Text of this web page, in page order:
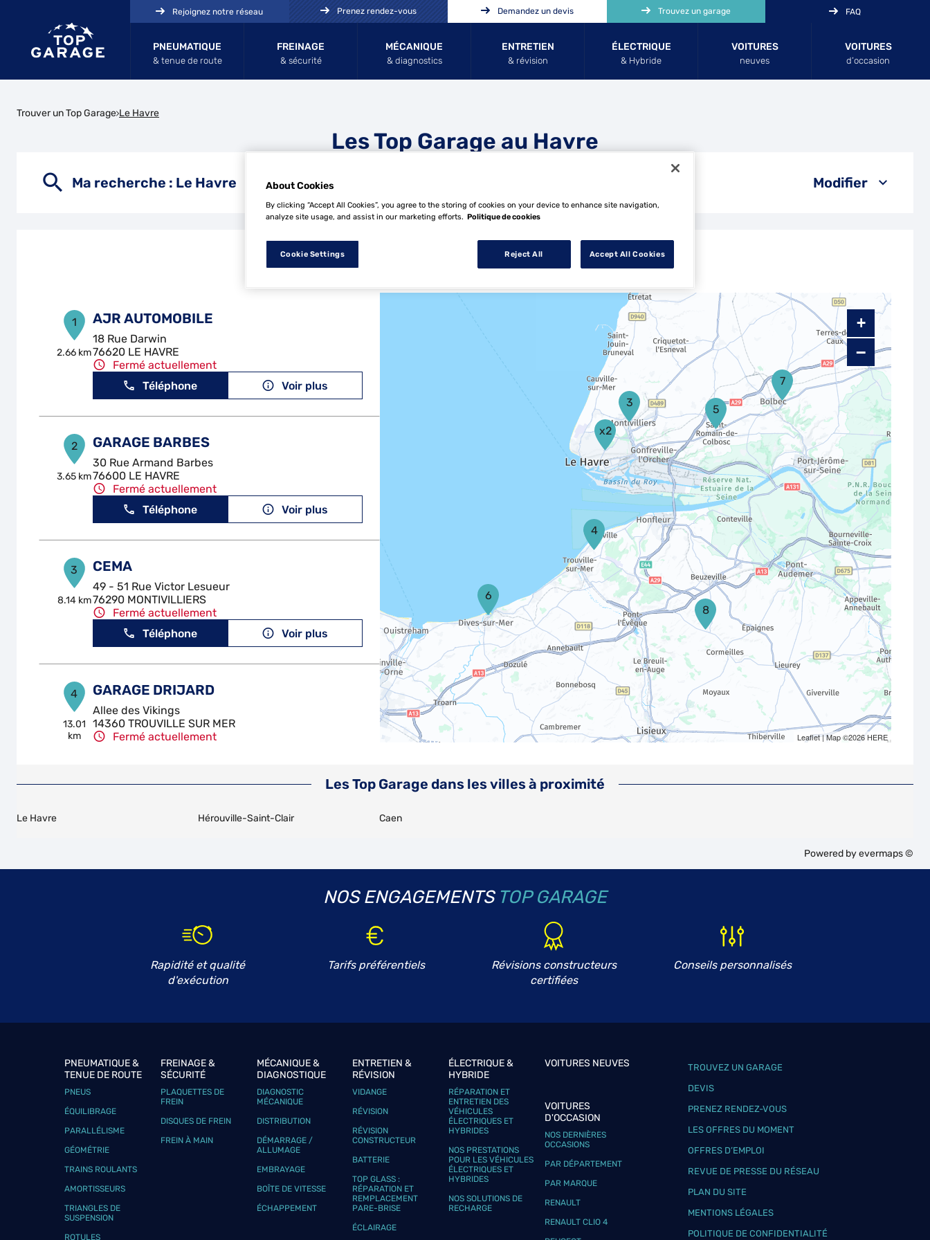
PNEUMATIQUE
& tenue de route
FREINAGE
& sécurité
MÉCANIQUE
& diagnostics
ENTRETIEN
& révision
ÉLECTRIQUE
& Hybride
VOITURES
neuves
VOITURES
d’occasion
Rejoignez notre réseau Prenez rendez-vous Demandez un devis Trouvez un garage FAQ
Trouver un Top Garage Le Havre
Les Top Garage au Havre
Ma recherche : Le Havre Modifier
8 Top Garage au Havre
1
2.66 km
AJR AUTOMOBILE
18 Rue Darwin
76620 LE HAVRE
Fermé actuellement
Téléphone
Voir plus
2
3.65 km
GARAGE BARBES
30 Rue Armand Barbes
76600 LE HAVRE
Fermé actuellement
Téléphone
Voir plus
3
8.14 km
CEMA
49 - 51 Rue Victor Lesueur
76290 MONTIVILLIERS
Fermé actuellement
Téléphone
Voir plus
4
13.01
km
GARAGE DRIJARD
Allee des Vikings
14360 TROUVILLE SUR MER
Fermé actuellement
GARAGE CATHERINE
69 rue des Frères Bisson
14160 DIVES SUR MER
Fermé actuellement
7
29.34
km
BOLBEC AUTO
6 RUE DU VAL A LA REINE
76210 BOLBEC
Fermé actuellement
Téléphone
8
29.77
km
BONNEVILLE GARAGE
7 ROUTE DE PONT L EVEQUE
14130 BONNEVILLE LA LOUVET
8
6
7
5
4
3
x2
+
−
Leaflet| Map ©2026 HERE
Les Top Garage dans les villes à proximité
Le Havre Hérouville-Saint-Clair Caen
Powered byevermaps ©
NOS ENGAGEMENTS TOP GARAGE
Rapidité et qualité
d'exécution
Tarifs préférentiels
Révisions constructeurs
certifiées
Conseils personnalisés
PNEUMATIQUE &
TENUE DE ROUTE
PNEUS
ÉQUILIBRAGE
PARALLÉLISME
GÉOMÉTRIE
TRAINS ROULANTS
AMORTISSEURS
TRIANGLES DE
SUSPENSION
ROTULES
FREINAGE &
SÉCURITÉ
PLAQUETTES DE
FREIN
DISQUES DE FREIN
FREIN À MAIN
MÉCANIQUE &
DIAGNOSTIQUE
DIAGNOSTIC
MÉCANIQUE
DISTRIBUTION
DÉMARRAGE /
ALLUMAGE
EMBRAYAGE
BOÎTE DE VITESSE
ÉCHAPPEMENT
ENTRETIEN &
RÉVISION
VIDANGE
RÉVISION
RÉVISION
CONSTRUCTEUR
BATTERIE
TOP GLASS :
RÉPARATION ET
REMPLACEMENT
PARE-BRISE
ÉCLAIRAGE
ÉLECTRIQUE &
HYBRIDE
RÉPARATION ET
ENTRETIEN DES
VÉHICULES
ÉLECTRIQUES ET
HYBRIDES
NOS PRESTATIONS
POUR LES VÉHICULES
ÉLECTRIQUES ET
HYBRIDES
NOS SOLUTIONS DE
RECHARGE
VOITURES NEUVES
VOITURES
D'OCCASION
NOS DERNIÈRES
OCCASIONS
PAR DÉPARTEMENT
PAR MARQUE
RENAULT
RENAULT CLIO 4
TROUVEZ UN GARAGE
DEVIS
PRENEZ RENDEZ-VOUS
LES OFFRES DU MOMENT
OFFRES D’EMPLOI
REVUE DE PRESSE DU RÉSEAU
PLAN DU SITE
MENTIONS LÉGALES
POLITIQUE DE CONFIDENTIALITÉ
About Cookies
By clicking “Accept All Cookies”, you agree to the storing of cookies on your device to enhance site navigation,
analyze site usage, and assist in our marketing efforts. Politique de cookies
Cookie Settings Reject All Accept All Cookies